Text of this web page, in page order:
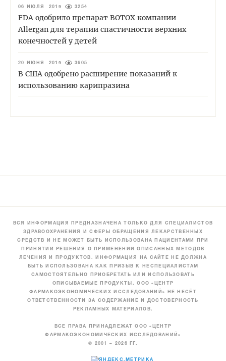
06 ИЮЛЯ 2019 3254
FDA одобрило препарат BOTOX компании
Allergan для терапии спастичности верхних
конечностей у детей
20 ИЮНЯ 2019 3605
В США одобрено расширение показаний к
использованию карипразина
ВСЯ ИНФОРМАЦИЯ ПРЕДНАЗНАЧЕНА ТОЛЬКО ДЛЯ СПЕЦИАЛИСТОВ
ЗДРАВООХРАНЕНИЯ И СФЕРЫ ОБРАЩЕНИЯ ЛЕКАРСТВЕННЫХ
СРЕДСТВ И НЕ МОЖЕТ БЫТЬ ИСПОЛЬЗОВАНА ПАЦИЕНТАМИ ПРИ
ПРИНЯТИИ РЕШЕНИЯ О ПРИМЕНЕНИИ ОПИСАННЫХ МЕТОДОВ
ЛЕЧЕНИЯ И ПРОДУКТОВ. ИНФОРМАЦИЯ НА САЙТЕ НЕ ДОЛЖНА
БЫТЬ ИСПОЛЬЗОВАНА КАК ПРИЗЫВ К НЕСПЕЦИАЛИСТАМ
САМОСТОЯТЕЛЬНО ПРИОБРЕТАТЬ ИЛИ ИСПОЛЬЗОВАТЬ
ОПИСЫВАЕМЫЕ ПРОДУКТЫ. ООО «ЦЕНТР
ФАРМАКОЭКОНОМИЧЕСКИХ ИССЛЕДОВАНИЙ» НЕ НЕСЁТ
ОТВЕТСТВЕННОСТИ ЗА СОДЕРЖАНИЕ И ДОСТОВЕРНОСТЬ
РЕКЛАМНЫХ МАТЕРИАЛОВ.
ВСЕ ПРАВА ПРИНАДЛЕЖАТ ООО «ЦЕНТР
ФАРМАКОЭКОНОМИЧЕСКИХ ИССЛЕДОВАНИЙ»
© 2001 – 2026 ГГ.